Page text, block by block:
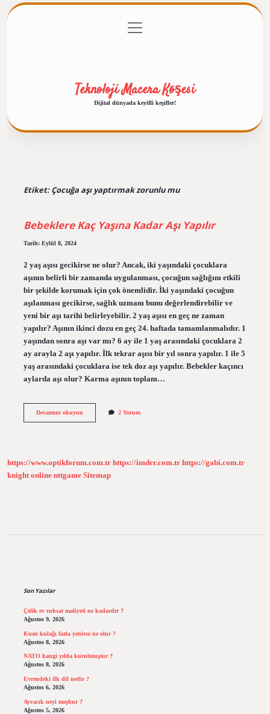
Gizlilik Politikası
menüyü
aç
Teknoloji Macera Köşesi
Dijital dünyada keyifli keşifler!
Etiket:Çocuğa aşı yaptırmak zorunlu mu
Bebeklere Kaç Yaşına Kadar Aşı Yapılır
Tarih: Eylül 8, 2024
2 yaş aşısı gecikirse ne olur? Ancak, iki yaşındaki çocuklara
aşının belirli bir zamanda uygulanması, çocuğun sağlığını etkili
bir şekilde korumak için çok önemlidir. İki yaşındaki çocuğun
aşılanması gecikirse, sağlık uzmanı bunu değerlendirebilir ve
yeni bir aşı tarihi belirleyebilir. 2 yaş aşısı en geç ne zaman
yapılır? Aşının ikinci dozu en geç 24. haftada tamamlanmalıdır. 1
yaşından sonra aşı var mı? 6 ay ile 1 yaş arasındaki çocuklara 2
ay arayla 2 aşı yapılır. İlk tekrar aşısı bir yıl sonra yapılır. 1 ile 5
yaş arasındaki çocuklara ise tek doz aşı yapılır. Bebekler kaçıncı
aylarda aşı olur? Karma aşının toplam…
Devamını okuyunBebeklere
2 Yorum
https://www.optikforum.com.tr https://imder.com.tr https://gabi.com.tr
knight online nttgame Sitemap
Son Yazılar
Çelik ev ruhsat maliyeti ne kadardır ?
Ağustos 9, 2026
Kuzu kulağı fazla yenirse ne olur ?
Ağustos 8, 2026
NATO hangi yılda kurulmuştur ?
Ağustos 8, 2026
Evrendeki ilk dil nedir ?
Ağustos 6, 2026
Ayvacık neyi meşhur ?
Ağustos 5, 2026